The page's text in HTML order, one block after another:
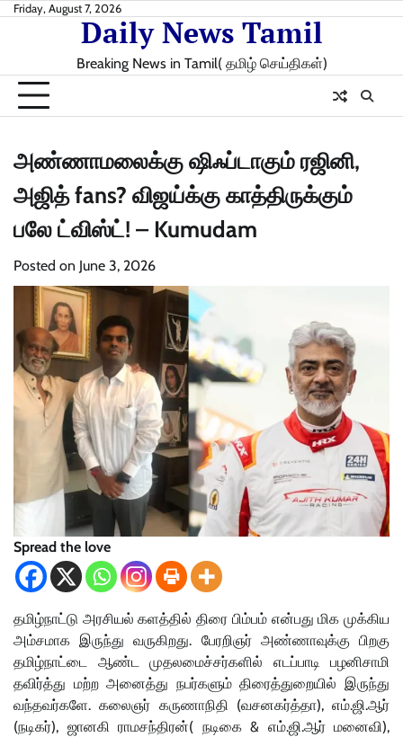
SkipFriday, August 7, 2026
Daily News Tamil
Breaking News in Tamil( தமிழ் செய்திகள்)
அண்ணாமலைக்கு ஷிஃப்டாகும் ரஜினி,
அஜித் fans? விஜய்க்கு காத்திருக்கும்
பலே ட்விஸ்ட்! – Kumudam
Posted on June 3, 2026
Spread the love
தமிழ்நாட்டு அரசியல் களத்தில் திரை பிம்பம் என்பது மிக முக்கிய
அம்சமாக இருந்து வருகிறது. பேரறிஞர் அண்ணாவுக்கு பிறகு
தமிழ்நாட்டை ஆண்ட முதலமைச்சர்களில் எடப்பாடி பழனிசாமி
தவிர்த்து மற்ற அனைத்து நபர்களும் திரைத்துறையில் இருந்து
வந்தவர்களே. கலைஞர் கருணாநிதி (வசனகர்த்தா), எம்.ஜி.ஆர்
(நடிகர்), ஜானகி ராமசந்திரன்( நடிகை & எம்.ஜி.ஆர் மனைவி),